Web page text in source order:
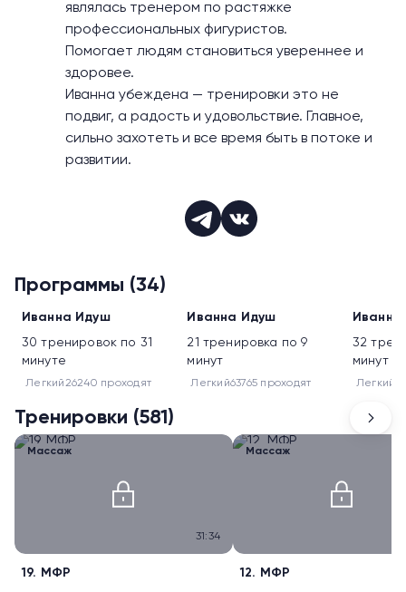
являлась тренером по растяжке
профессиональных фигуристов.
Помогает людям становиться увереннее и
здоровее.
Иванна убеждена — тренировки это не
подвиг, а радость и удовольствие. Главное,
сильно захотеть и все время быть в потоке и
развитии.
Программы (34)
Боли в спине
Иванна Идуш
30 тренировок по 31
минуте
Легкий26240 проходят
Зарядки
Иванна Идуш
21 тренировка по 9
минут
Легкий63765 проходят
32
минут
Легкий
Тренировки (581)
Массаж
31:34
19. МФР
Массаж
12. МФР